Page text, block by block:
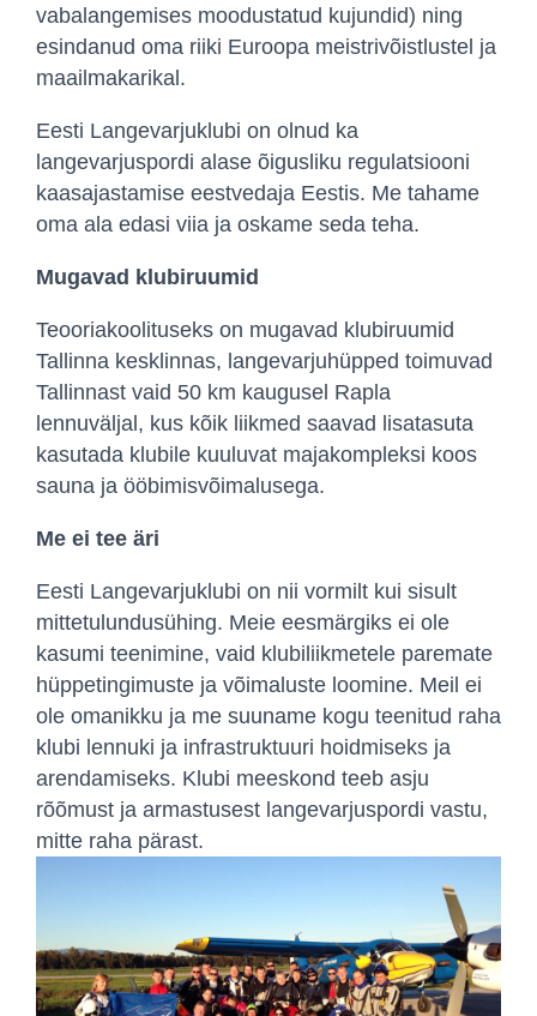
vabalangemises moodustatud kujundid) ning
esindanud oma riiki Euroopa meistrivõistlustel ja
maailmakarikal.
Eesti Langevarjuklubi on olnud ka
langevarjuspordi alase õigusliku regulatsiooni
kaasajastamise eestvedaja Eestis. Me tahame
oma ala edasi viia ja oskame seda teha.
Mugavad klubiruumid
Teooriakoolituseks on mugavad klubiruumid
Tallinna kesklinnas, langevarjuhüpped toimuvad
Tallinnast vaid 50 km kaugusel Rapla
lennuväljal, kus kõik liikmed saavad lisatasuta
kasutada klubile kuuluvat majakompleksi koos
sauna ja ööbimisvõimalusega.
Me ei tee äri
Eesti Langevarjuklubi on nii vormilt kui sisult
mittetulundusühing. Meie eesmärgiks ei ole
kasumi teenimine, vaid klubiliikmetele paremate
hüppetingimuste ja võimaluste loomine. Meil ei
ole omanikku ja me suuname kogu teenitud raha
klubi lennuki ja infrastruktuuri hoidmiseks ja
arendamiseks. Klubi meeskond teeb asju
rõõmust ja armastusest langevarjuspordi vastu,
mitte raha pärast.